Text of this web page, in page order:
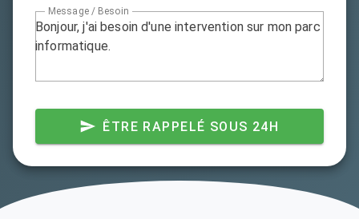
Message / Besoin
ÊTRE RAPPELÉ SOUS 24H